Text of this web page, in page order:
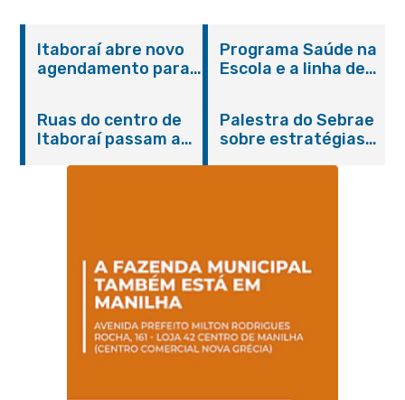
Itaboraí abre novo
agendamento para
Programa Saúde na
Escola e a linha de
promovem
conscientização
sobre hanseníase
Ruas do centro de
Itaboraí passam a
Palestra do Sebrae
sobre estratégias